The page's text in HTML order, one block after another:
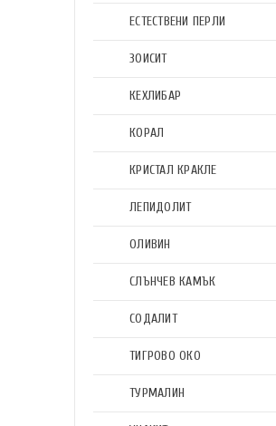
ЕСТЕСТВЕНИ ПЕРЛИ
ЗОИСИТ
КЕХЛИБАР
КОРАЛ
КРИСТАЛ КРАКЛЕ
ЛЕПИДОЛИТ
ОЛИВИН
СЛЪНЧЕВ КАМЪК
СОДАЛИТ
ТИГРОВО ОКО
ТУРМАЛИН